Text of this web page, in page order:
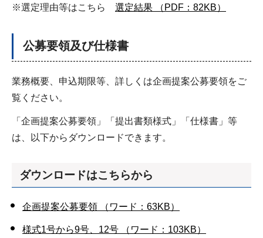
※選定理由等はこちら 選定結果 （PDF：82KB）
公募要領及び仕様書
業務概要、申込期限等、詳しくは企画提案公募要領をご
覧ください。
「企画提案公募要領」「提出書類様式」「仕様書」等
は、以下からダウンロードできます。
ダウンロードはこちらから
企画提案公募要領 （ワード：63KB）
様式1号から9号、12号 （ワード：103KB）